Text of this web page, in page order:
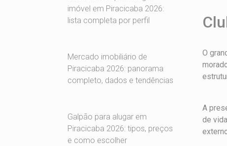
imóvel em Piracicaba 2026:
lista completa por perfil
Mercado imobiliário de
Piracicaba 2026: panorama
completo, dados e tendências
Galpão para alugar em
Piracicaba 2026: tipos, preços
e como escolher
O
A
de